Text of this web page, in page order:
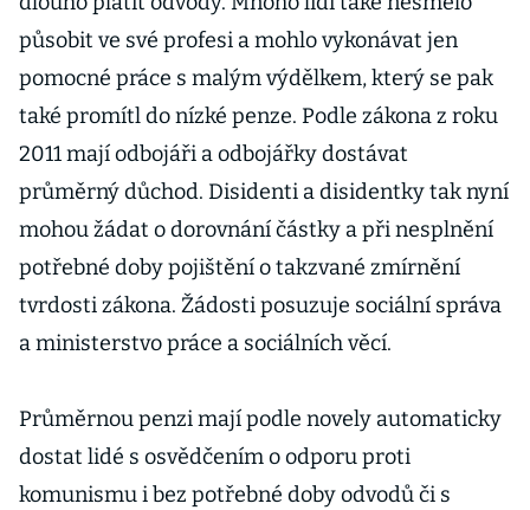
působit ve své profesi a mohlo vykonávat jen
pomocné práce s malým výdělkem, který se pak
také promítl do nízké penze. Podle zákona z roku
2011 mají odbojáři a odbojářky dostávat
průměrný důchod. Disidenti a disidentky tak nyní
mohou žádat o dorovnání částky a při nesplnění
potřebné doby pojištění o takzvané zmírnění
tvrdosti zákona. Žádosti posuzuje sociální správa
a ministerstvo práce a sociálních věcí.
Průměrnou penzi mají podle novely automaticky
dostat lidé s osvědčením o odporu proti
komunismu i bez potřebné doby odvodů či s